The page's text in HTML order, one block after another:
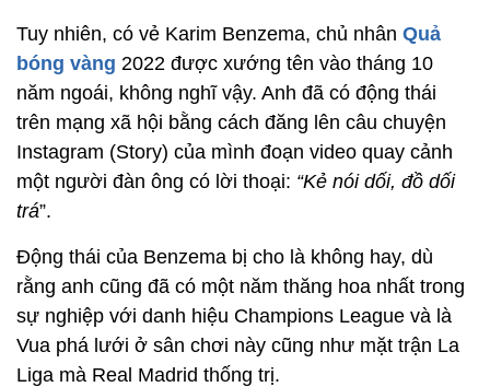
Tuy nhiên, có vẻ Karim Benzema, chủ nhân Quả
bóng vàng 2022 được xướng tên vào tháng 10
năm ngoái, không nghĩ vậy. Anh đã có động thái
trên mạng xã hội bằng cách đăng lên câu chuyện
Instagram (Story) của mình đoạn video quay cảnh
một người đàn ông có lời thoại: “Kẻ nói dối, đồ dối
trá”.
Động thái của Benzema bị cho là không hay, dù
rằng anh cũng đã có một năm thăng hoa nhất trong
sự nghiệp với danh hiệu Champions League và là
Vua phá lưới ở sân chơi này cũng như mặt trận La
Liga mà Real Madrid thống trị.